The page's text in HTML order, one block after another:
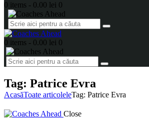
0 items - 0.00 lei 0
0 items - 0.00 lei 0
Tag: Patrice Evra
AcasăToate articoleleTag: Patrice Evra
Close